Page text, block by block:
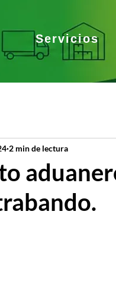
Servicios
2 min de lectura